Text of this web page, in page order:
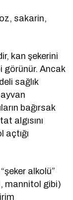
sakarin,
kan şekerini
görünür. Ancak
sağlık
bağırsak
algısını
alkolü”
mannitol gibi)